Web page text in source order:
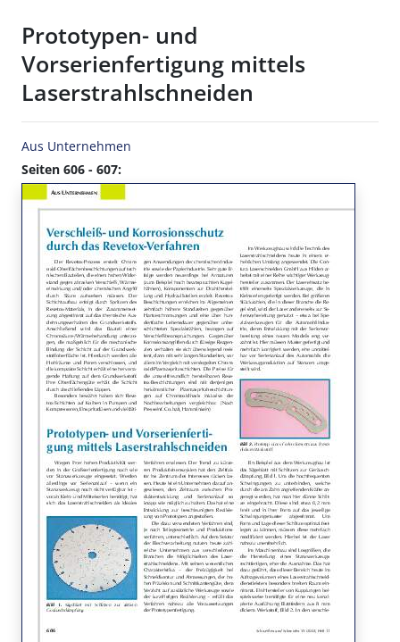
Prototypen- und
Vorserienfertigung mittels
Laserstrahlschneiden
Aus Unternehmen
Seiten 606 - 607: